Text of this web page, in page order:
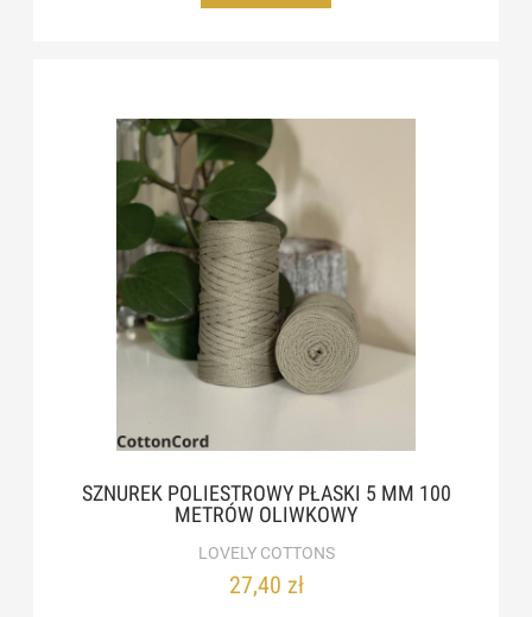
SZNUREK POLIESTROWY PŁASKI 5 MM 100
METRÓW OLIWKOWY
LOVELY COTTONS
27,40 zł